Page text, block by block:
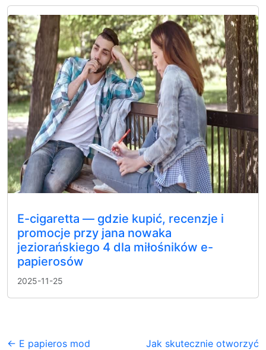
E-cigaretta — gdzie kupić, recenzje i
promocje przy jana nowaka
jeziorańskiego 4 dla miłośników e-
papierosów
2025-11-25
← E papieros mod
Jak skutecznie otworzyć